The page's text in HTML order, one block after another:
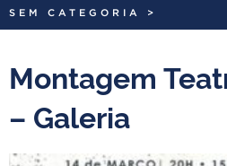
INTERNACIONAL
PORTARIAS
SEM CATEGORIA >
Montagem
– Galeria